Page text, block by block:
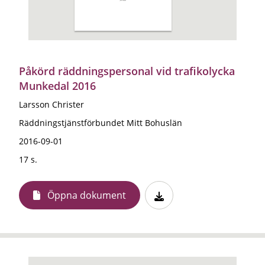
Påkörd räddningspersonal vid trafikolycka
Munkedal 2016
Larsson Christer
Räddningstjänstförbundet Mitt Bohuslän
2016-09-01
17 s.
Öppna dokument